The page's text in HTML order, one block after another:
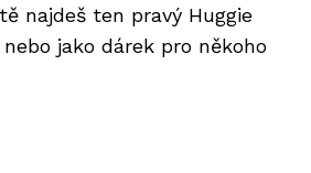
najdeš ten pravý Huggie
jako dárek pro někoho